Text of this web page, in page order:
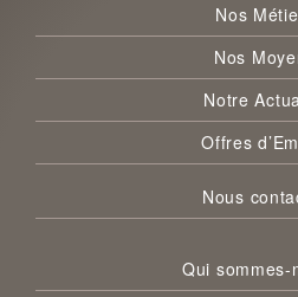
Nos
Nos
Notre
Offres
Nous
Qui sommes-